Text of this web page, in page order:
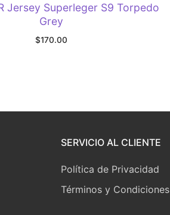
Jersey Superleger S9 Torpedo
Grey
$170.00
SERVICIO AL CLIENTE
Política de Privacidad
Términos y Condiciones